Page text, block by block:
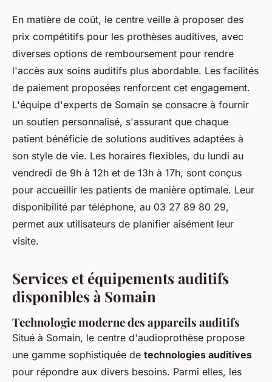
En matière de coût, le centre veille à proposer des
prix compétitifs pour les prothèses auditives, avec
diverses options de remboursement pour rendre
l'accès aux soins auditifs plus abordable. Les facilités
de paiement proposées renforcent cet engagement.
L'équipe d'experts de Somain se consacre à fournir
un soutien personnalisé, s'assurant que chaque
patient bénéficie de solutions auditives adaptées à
son style de vie. Les horaires flexibles, du lundi au
vendredi de 9h à 12h et de 13h à 17h, sont conçus
pour accueillir les patients de manière optimale. Leur
disponibilité par téléphone, au 03 27 89 80 29,
permet aux utilisateurs de planifier aisément leur
visite.
Services et équipements auditifs
disponibles à Somain
Technologie moderne des appareils auditifs
Situé à Somain, le centre d'audioprothèse propose
une gamme sophistiquée de technologies auditives
pour répondre aux divers besoins. Parmi elles, les